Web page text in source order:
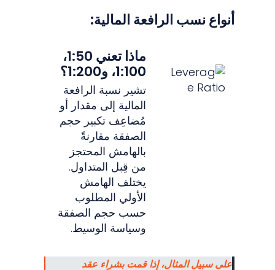
أنواع نسب الرافعة المالية:
ماذا تعني 1:50،
1:100، و1:200؟
تشير نسبة الرافعة
المالية إلى مقدار أو
مُضاعِف تكبير حجم
الصفقة مقارنةً
بالهامش المحتجز
من قِبل المتداول.
يختلف الهامش
الأولي المطلوب
حسب حجم الصفقة
وسياسة الوسيط.
على سبيل المثال، إذا قمت بشراء عقد